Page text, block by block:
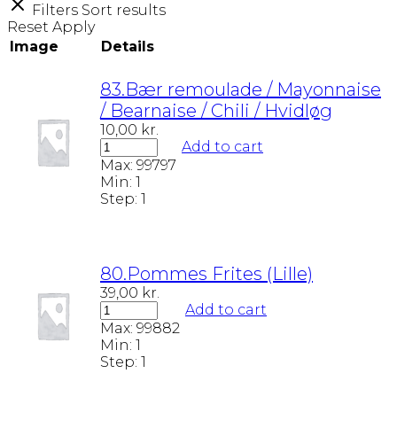
Filters Sort results
Reset Apply
Image
Details
83.Bær remoulade / Mayonnaise
/ Bearnaise / Chili / Hvidløg
10,00 kr.
Max: 99797
Min: 1
Step: 1
Add to cart
80.Pommes Frites (Lille)
39,00 kr.
Max: 99882
Min: 1
Step: 1
Add to cart